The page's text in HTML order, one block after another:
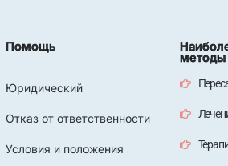
Помощь
Юридический
Отказ от ответственности
Условия и положения
методы